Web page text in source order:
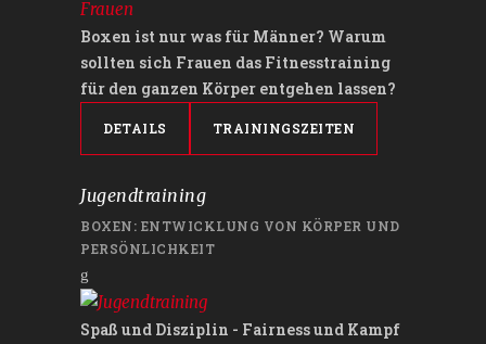
Boxen ist nur was für Männer? Warum
sollten sich Frauen das Fitnesstraining
für den ganzen Körper entgehen lassen?
DETAILS TRAININGSZEITEN
Jugendtraining
BOXEN: ENTWICKLUNG VON KÖRPER UND
PERSÖNLICHKEIT
Spaß und Disziplin - Fairness und Kampf